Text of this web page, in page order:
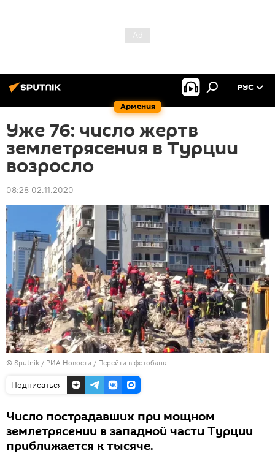
Армения
РУС
Уже 76: число жертв
землетрясения в Турции
возросло
08:28 02.11.2020
© Sputnik / РИА Новости / Перейти в фотобанк
Подписаться
Число пострадавших при мощном
землетрясении в западной части Турции
приближается к тысяче.